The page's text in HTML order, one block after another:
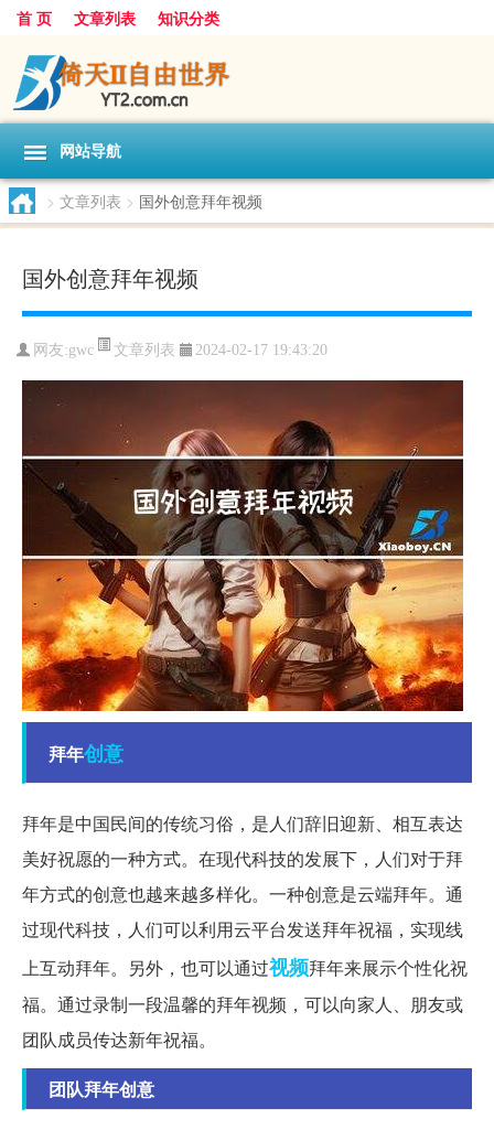
首 页 文章列表 知识分类
网站导航
> 文章列表 > 国外创意拜年视频
国外创意拜年视频
网友:gwc 文章列表 2024-02-17 19:43:20
拜年创意
拜年是中国民间的传统习俗，是人们辞旧迎新、相互表达
美好祝愿的一种方式。在现代科技的发展下，人们对于拜
年方式的创意也越来越多样化。一种创意是云端拜年。通
过现代科技，人们可以利用云平台发送拜年祝福，实现线
上互动拜年。另外，也可以通过视频拜年来展示个性化祝
福。通过录制一段温馨的拜年视频，可以向家人、朋友或
团队成员传达新年祝福。
团队拜年创意